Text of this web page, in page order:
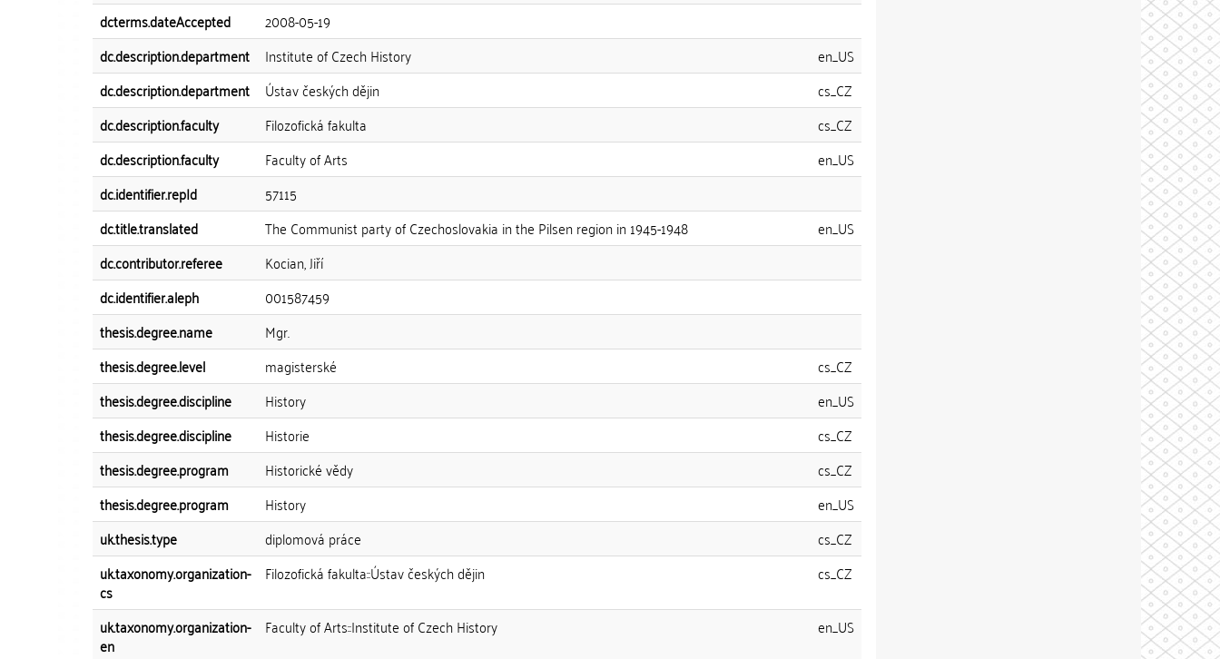
dcterms.dateAccepted
2008-05-19
dc.description.department
Institute of Czech History
en_US
dc.description.department
Ústav českých dějin
cs_CZ
dc.description.faculty
Filozofická fakulta
cs_CZ
dc.description.faculty
Faculty of Arts
en_US
dc.identifier.repId
57115
dc.title.translated
The Communist party of Czechoslovakia in the Pilsen region in 1945-1948
en_US
dc.contributor.referee
Kocian, Jiří
dc.identifier.aleph
001587459
thesis.degree.name
Mgr.
thesis.degree.level
magisterské
cs_CZ
thesis.degree.discipline
History
en_US
thesis.degree.discipline
Historie
cs_CZ
thesis.degree.program
Historické vědy
cs_CZ
thesis.degree.program
History
en_US
uk.thesis.type
diplomová práce
cs_CZ
uk.taxonomy.organization-
cs
Filozofická fakulta::Ústav českých dějin cs_CZ
uk.taxonomy.organization-
en
Faculty of Arts::Institute of Czech History en_US